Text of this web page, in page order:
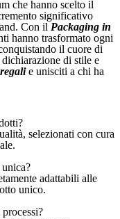
che hanno scelto il
significativo
Con il Packaging in
hanno trasformato ogni
il cuore di
dichiarazione di stile e
e unisciti a chi ha
selezionati con cura
adattabili alle
unico.